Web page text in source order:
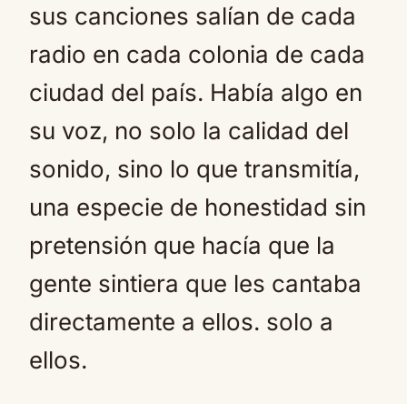
sus canciones salían de cada
radio en cada colonia de cada
ciudad del país. Había algo en
su voz, no solo la calidad del
sonido, sino lo que transmitía,
una especie de honestidad sin
pretensión que hacía que la
gente sintiera que les cantaba
directamente a ellos. solo a
ellos.